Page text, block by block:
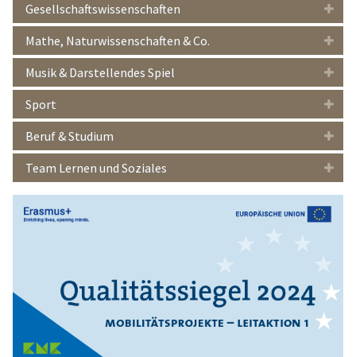
Gesellschaftswissenschaften
Mathe, Naturwissenschaften & Co.
Musik & Darstellendes Spiel
Sport
Beruf & Studium
Team Lernen und Soziales